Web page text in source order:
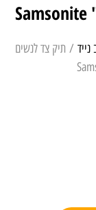
תיק צד לנשים למחשב נייד 15.6" Samsonite
/ תיק צד לנשים